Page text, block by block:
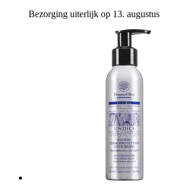
Bezorging uiterlijk op 13. augustus